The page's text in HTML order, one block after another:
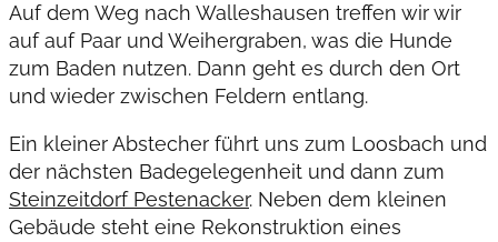
Auf dem Weg nach Walleshausen treffen wir wir
auf auf Paar und Weihergraben, was die Hunde
zum Baden nutzen. Dann geht es durch den Ort
und wieder zwischen Feldern entlang.
Ein kleiner Abstecher führt uns zum Loosbach und
der nächsten Badegelegenheit und dann zum
Steinzeitdorf Pestenacker. Neben dem kleinen
Gebäude steht eine Rekonstruktion eines